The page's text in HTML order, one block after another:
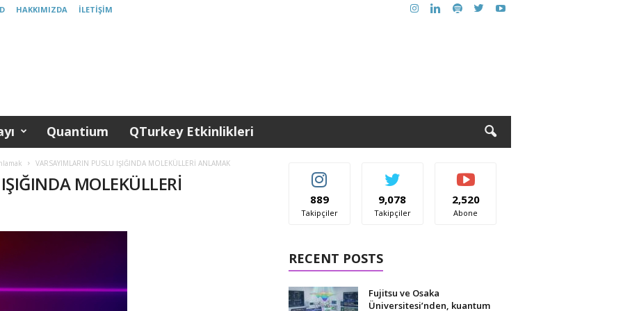
HAKKIMIZDA İLETIŞIM
Quantium QTurkey Etkinlikleri
VARSAYIMLARIN PUSLU IŞIĞINDA MOLEKÜLLERİ ANLAMAK
MOLEKÜLLERİ
889
Takipçiler
9,078
Takipçiler
2,520
Abone
RECENT POSTS
Fujitsu ve Osaka
Üniversitesi’nden, kuantum